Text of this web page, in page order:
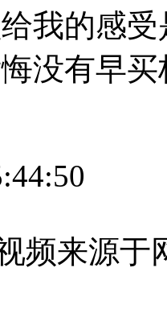
我的感
没有早买
频来源于